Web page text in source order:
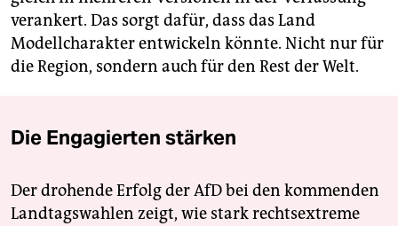
verankert. Das sorgt dafür, dass das Land
Modellcharakter entwickeln könnte. Nicht nur für
die Region, sondern auch für den Rest der Welt.
Die Engagierten stärken
Der drohende Erfolg der AfD bei den kommenden
Landtagswahlen zeigt, wie stark rechtsextreme